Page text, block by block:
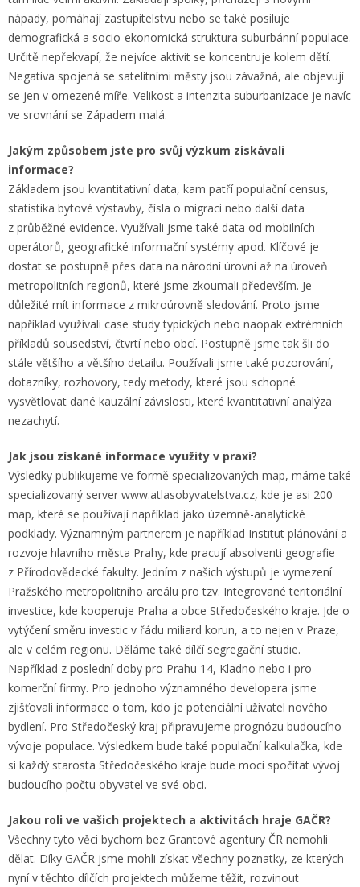
nápady, pomáhají zastupitelstvu nebo se také posiluje
demografická a socio-ekonomická struktura suburbánní populace.
Určitě nepřekvapí, že nejvíce aktivit se koncentruje kolem dětí.
Negativa spojená se satelitními městy jsou závažná, ale objevují
se jen v omezené míře. Velikost a intenzita suburbanizace je navíc
ve srovnání se Západem malá.
Jakým způsobem jste pro svůj výzkum získávali
informace?
Základem jsou kvantitativní data, kam patří populační census,
statistika bytové výstavby, čísla o migraci nebo další data
z průběžné evidence. Využívali jsme také data od mobilních
operátorů, geografické informační systémy apod. Klíčové je
dostat se postupně přes data na národní úrovni až na úroveň
metropolitních regionů, které jsme zkoumali především. Je
důležité mít informace z mikroúrovně sledování. Proto jsme
například využívali case study typických nebo naopak extrémních
příkladů sousedství, čtvrtí nebo obcí. Postupně jsme tak šli do
stále většího a většího detailu. Používali jsme také pozorování,
dotazníky, rozhovory, tedy metody, které jsou schopné
vysvětlovat dané kauzální závislosti, které kvantitativní analýza
nezachytí.
Jak jsou získané informace využity v praxi?
Výsledky publikujeme ve formě specializovaných map, máme také
specializovaný server www.atlasobyvatelstva.cz, kde je asi 200
map, které se používají například jako územně-analytické
podklady. Významným partnerem je například Institut plánování a
rozvoje hlavního města Prahy, kde pracují absolventi geografie
z Přírodovědecké fakulty. Jedním z našich výstupů je vymezení
Pražského metropolitního areálu pro tzv. Integrované teritoriální
investice, kde kooperuje Praha a obce Středočeského kraje. Jde o
vytýčení směru investic v řádu miliard korun, a to nejen v Praze,
ale v celém regionu. Děláme také dílčí segregační studie.
Například z poslední doby pro Prahu 14, Kladno nebo i pro
komerční firmy. Pro jednoho významného developera jsme
zjišťovali informace o tom, kdo je potenciální uživatel nového
bydlení. Pro Středočeský kraj připravujeme prognózu budoucího
vývoje populace. Výsledkem bude také populační kalkulačka, kde
si každý starosta Středočeského kraje bude moci spočítat vývoj
budoucího počtu obyvatel ve své obci.
Jakou roli ve vašich projektech a aktivitách hraje GAČR?
Všechny tyto věci bychom bez Grantové agentury ČR nemohli
dělat. Díky GAČR jsme mohli získat všechny poznatky, ze kterých
nyní v těchto dílčích projektech můžeme těžit, rozvinout